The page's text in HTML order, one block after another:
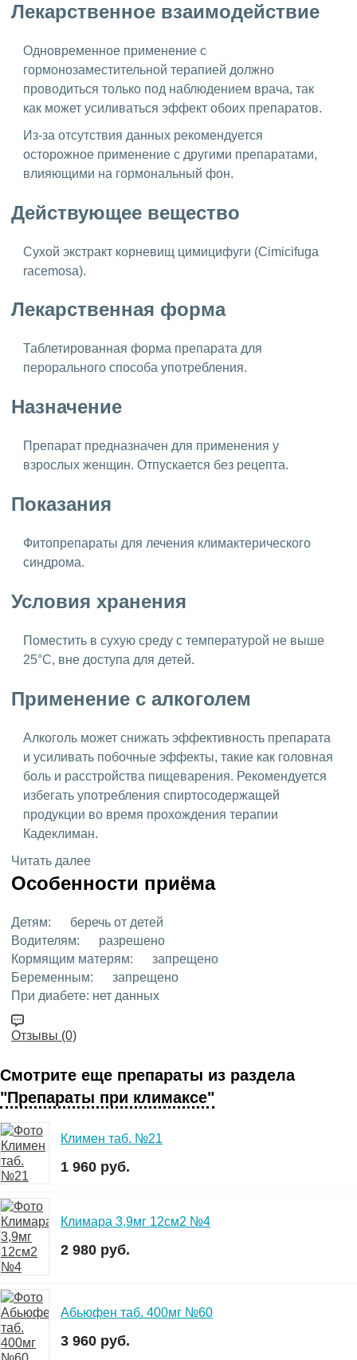
Лекарственное взаимодействие
Одновременное применение с
гормонозаместительной терапией должно
проводиться только под наблюдением врача, так
как может усиливаться эффект обоих препаратов.
Из-за отсутствия данных рекомендуется
осторожное применение с другими препаратами,
влияющими на гормональный фон.
Действующее вещество
Сухой экстракт корневищ цимицифуги (Cimicifuga
racemosa).
Лекарственная форма
Таблетированная форма препарата для
перорального способа употребления.
Назначение
Препарат предназначен для применения у
взрослых женщин. Отпускается без рецепта.
Показания
Фитопрепараты для лечения климактерического
синдрома.
Условия хранения
Поместить в сухую среду с температурой не выше
25°C, вне доступа для детей.
Применение с алкоголем
Алкоголь может снижать эффективность препарата
и усиливать побочные эффекты, такие как головная
боль и расстройства пищеварения. Рекомендуется
избегать употребления спиртосодержащей
продукции во время прохождения терапии
Кадеклиман.
Читать далее
Особенности приёма
Детям:
беречь от детей
Водителям:
разрешено
Кормящим матерям:
запрещено
Беременным:
запрещено
При диабете: нет данных
Отзывы (0)
Смотрите еще препараты из раздела
"Препараты при климаксе"
Климен таб. №21
1 960 руб.
Климара 3,9мг 12см2 №4
2 980 руб.
Абьюфен таб. 400мг №60
3 960 руб.